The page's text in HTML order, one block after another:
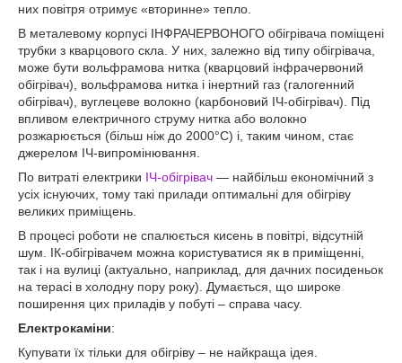
них повітря отримує «вторинне» тепло.
В металевому корпусі ІНФРАЧЕРВОНОГО обігрівача поміщені
трубки з кварцового скла. У них, залежно від типу обігрівача,
може бути вольфрамова нитка (кварцовий інфрачервоний
обігрівач), вольфрамова нитка і інертний газ (галогенний
обігрівач), вуглецеве волокно (карбоновий ІЧ-обігрівач). Під
впливом електричного струму нитка або волокно
розжарюється (більш ніж до 2000°С) і, таким чином, стає
джерелом ІЧ-випромінювання.
По витраті електрики ІЧ-обігрівач — найбільш економічний з
усіх існуючих, тому такі прилади оптимальні для обігріву
великих приміщень.
В процесі роботи не спалюється кисень в повітрі, відсутній
шум. ІК-обігрівачем можна користуватися як в приміщенні,
так і на вулиці (актуально, наприклад, для дачних посиденьок
на терасі в холодну пору року). Думається, що широке
поширення цих приладів у побуті – справа часу.
Електрокаміни:
Купувати їх тільки для обігріву – не найкраща ідея.